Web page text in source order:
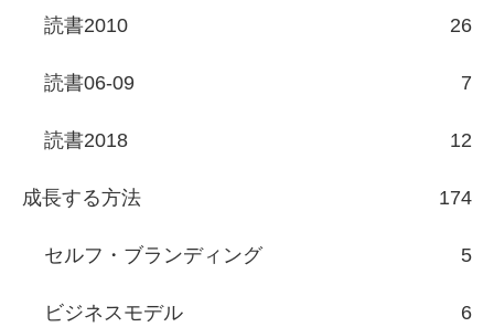
読書2010 26
読書06-09 7
読書2018 12
成長する方法 174
セルフ・ブランディング 5
ビジネスモデル 6